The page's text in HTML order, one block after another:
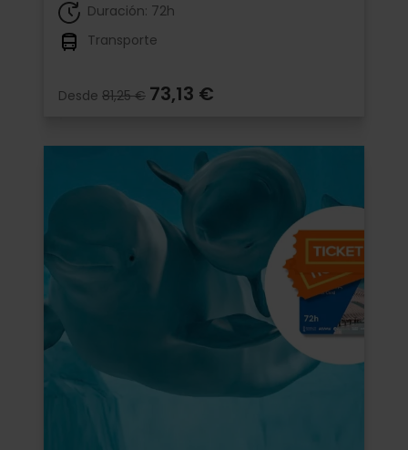
Duración: 72h
Transporte
Desde 81,25 € 73,13 €